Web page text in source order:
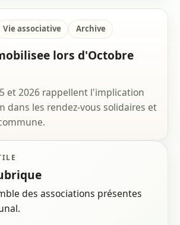
Vie associative Archive
lors d'Octobre
et 2026 rappellent l'implication
dans les rendez-vous solidaires et
des associations présentes